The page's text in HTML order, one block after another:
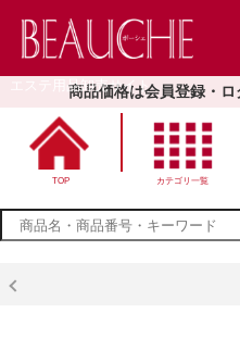
エステ用品卸売サイト
商品価格は会員登録・ロ
TOP カテゴリ一覧